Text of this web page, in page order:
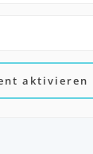
aktivieren